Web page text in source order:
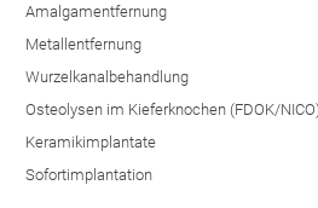
Amalgamentfernung
Metallentfernung
Wurzelkanalbehandlung
Osteolysen im Kieferknochen (FDOK/
Keramikimplantate
Sofortimplantation